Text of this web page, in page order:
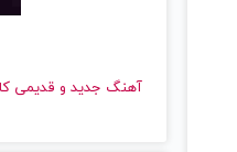
آهنگ جدید